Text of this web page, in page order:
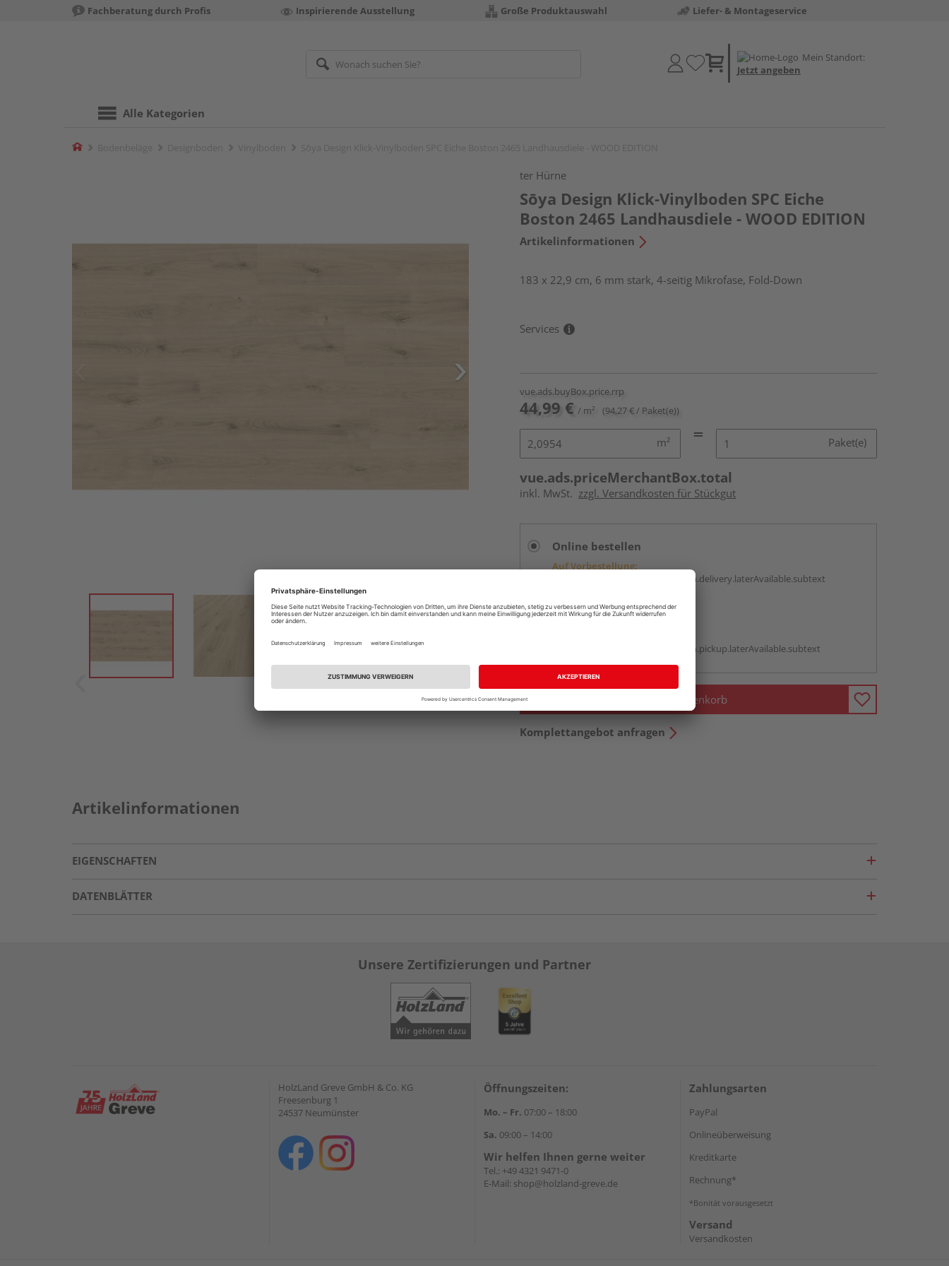
Fachberatung durch Profis Inspirierende Ausstellung Große Produktauswahl Liefer- & Montageservice
Mein Standort:
Jetzt angeben
Alle Kategorien
Home
ter Hürne
Sōya Design Klick-Vinylboden SPC Eiche
Boston 2465 Landhausdiele - WOOD EDITION
Artikelinformationen
183 x 22,9 cm, 6 mm stark, 4-seitig Mikrofase, Fold-Down
Services
vue.ads.buyBox.price.rrp
44,99 € / m² (94,27 € / Paket(e))
m² Paket(e)
vue.ads.priceMerchantBox.total
inkl. MwSt. zzgl. Versandkosten für Stückgut
Online bestellen
Auf Vorbestellung:
vue.ads.priceMerchantBox.option.delivery.laterAvailable.subtext
Beim Händler abholen
vue.ads.priceMerchantBox.option.pickup.laterAvailable.subtext
In den Warenkorb
Komplettangebot anfragen
Artikelinformationen
EIGENSCHAFTEN
DATENBLÄTTER
Unsere Zertifizierungen und Partner
HolzLand Greve GmbH & Co. KG
Freesenburg 1
24537 Neumünster
Öffnungszeiten:
Mo. – Fr. 07:00 – 18:00
Sa. 09:00 – 14:00
Wir helfen Ihnen gerne weiter
Tel.: +49 4321 9471-0
E-Mail: shop@holzland-greve.de
Zahlungsarten
PayPal
Onlineüberweisung
Kreditkarte
Rechnung*
*Bonität vorausgesetzt
Versand
Versandkosten